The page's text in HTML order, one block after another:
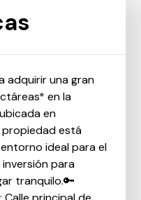
adquirir una gran
en la
en
propiedad está
ideal para el
para
tranquilo.🔑